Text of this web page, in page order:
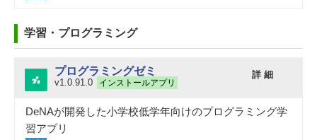
学習・プログラミング
プログラミングゼミ
v1.0.91.0 インストールアプリ
詳 細
DeNAが開発した小学校低学年向けのプログラミング学
習アプリ